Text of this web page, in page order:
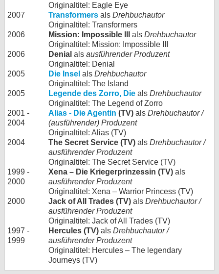
Originaltitel: Eagle Eye
2007
Transformers als Drehbuchautor
Originaltitel: Transformers
2006
Mission: Impossible III als Drehbuchautor
Originaltitel: Mission: Impossible III
2006
Denial als ausführender Produzent
Originaltitel: Denial
2005
Die Insel als Drehbuchautor
Originaltitel: The Island
2005
Legende des Zorro, Die als Drehbuchautor
Originaltitel: The Legend of Zorro
2001 -
2004
Alias - Die Agentin (TV) als Drehbuchautor /
(ausführender) Produzent
Originaltitel: Alias (TV)
2004
The Secret Service (TV) als Drehbuchautor /
ausführender Produzent
Originaltitel: The Secret Service (TV)
1999 -
2000
Xena – Die Kriegerprinzessin (TV) als
ausführender Produzent
Originaltitel: Xena – Warrior Princess (TV)
2000
Jack of All Trades (TV) als Drehbuchautor /
ausführender Produzent
Originaltitel: Jack of All Trades (TV)
1997 -
1999
Hercules (TV) als Drehbuchautor /
ausführender Produzent
Originaltitel: Hercules – The legendary
Journeys (TV)